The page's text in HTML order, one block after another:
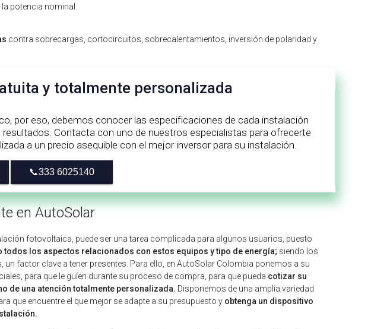
la potencia nominal.
contra sobrecargas, cortocircuitos, sobrecalentamientos, inversión de polaridad y
y totalmente personalizada
por eso, debemos conocer las especificaciones de cada instalación
Contacta con uno de nuestros especialistas para ofrecerte
a un precio asequible con el mejor inversor para su instalación.
📞333 6025140
en AutoSolar
fotovoltaica, puede ser una tarea complicada para algunos usuarios, puesto
los aspectos relacionados con estos equipos y tipo de energía; siendo los
factor clave a tener presentes. Para ello, en AutoSolar Colombia ponemos a su
para que le guíen durante su proceso de compra, para que pueda cotizar su
de una atención totalmente personalizada. Disponemos de una amplia variedad
que encuentre el que mejor se adapte a su presupuesto y obtenga un dispositivo